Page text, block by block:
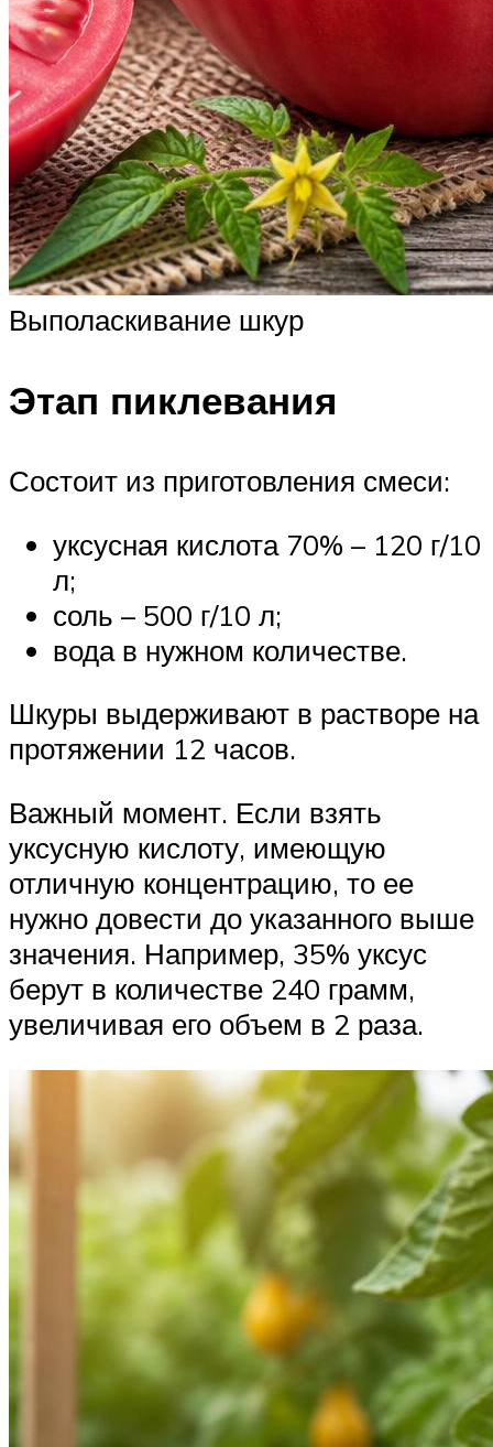
Выполаскивание шкур
Этап пиклевания
Состоит из приготовления смеси:
уксусная кислота 70% – 120 г/10
л;
соль – 500 г/10 л;
вода в нужном количестве.
Шкуры выдерживают в растворе на
протяжении 12 часов.
Важный момент. Если взять
уксусную кислоту, имеющую
отличную концентрацию, то ее
нужно довести до указанного выше
значения. Например, 35% уксус
берут в количестве 240 грамм,
увеличивая его объем в 2 раза.